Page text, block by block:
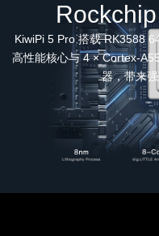
KiwiPi 5 Pro 搭载 RK3588
高性能核心与 4 × Cortex-
器，带来